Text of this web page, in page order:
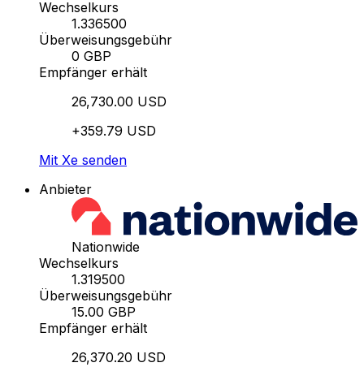
Wechselkurs
1.336500
Überweisungsgebühr
0 GBP
Empfänger erhält
26,730.00 USD
+359.79 USD
Mit Xe senden
Anbieter
Nationwide
Wechselkurs
1.319500
Überweisungsgebühr
15.00 GBP
Empfänger erhält
26,370.20 USD